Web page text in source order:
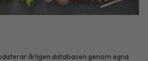
årligen databasen genom egna